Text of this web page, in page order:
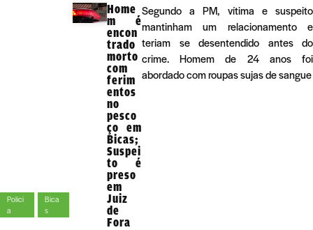
Políci
a
Bica
s
Home
m é
encon
trado
morto
com
ferim
entos
no
pesco
ço em
Bicas;
Suspei
to é
preso
em
Juiz
de
Fora
Segundo a PM, vítima e suspeito
mantinham um relacionamento e
teriam se desentendido antes do
crime. Homem de 24 anos foi
abordado com roupas sujas de sangue